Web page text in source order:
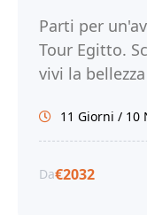
Parti per
Tour Egitto.
vivi la
storia e
11 Giorni / 10
Da€2032